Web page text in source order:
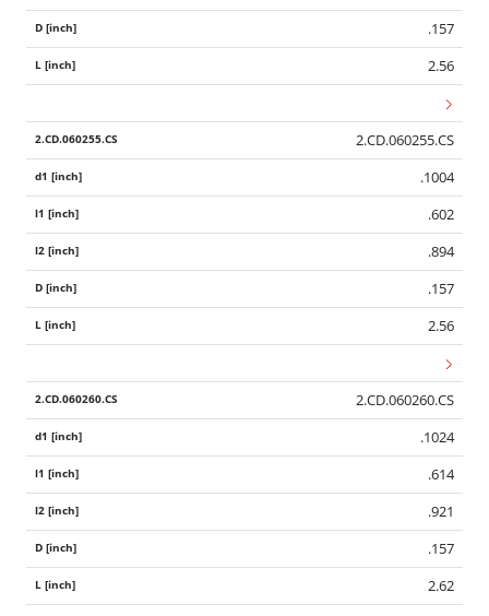
.157
2.56
2.CD.060255.CS
.1004
.602
.894
.157
2.56
2.CD.060260.CS
.1024
.614
.921
.157
2.62